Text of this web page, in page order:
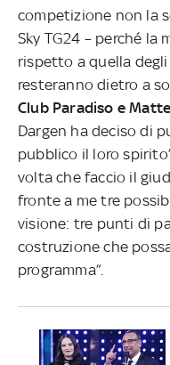
competizione non la
Sky TG24 – perché
rispetto a quella
resteranno dietro a
Club Paradiso e
Dargen ha deciso di
pubblico il loro
volta che faccio il
fronte a me tre
visione: tre punti di
costruzione che
programma”.